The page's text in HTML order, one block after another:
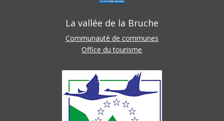
La vallée de la Bruche
Communauté de communes
Office du tourisme